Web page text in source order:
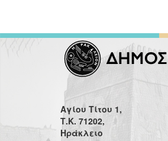
Αγίου Τίτου 1,
Τ.Κ. 71202,
Ηράκλειο